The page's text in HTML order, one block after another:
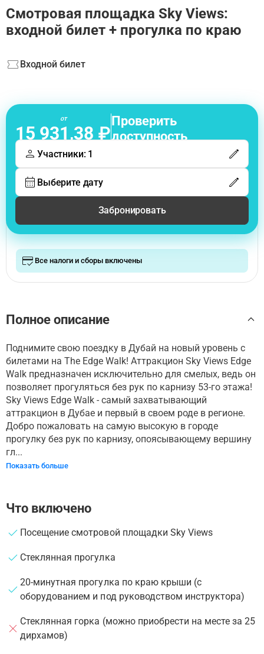
Смотровая площадка Sky Views:
входной билет + прогулка по краю
Входной билет
от
15 931,38 ₽
Проверить
доступность
Участники: 1
Выберите дату
Забронировать
Все налоги и сборы включены
Полное описание
Поднимите свою поездку в Дубай на новый уровень с
билетами на The Edge Walk! Аттракцион Sky Views Edge
Walk предназначен исключительно для смелых, ведь он
позволяет прогуляться без рук по карнизу 53-го этажа!
Sky Views Edge Walk - самый захватывающий
аттракцион в Дубае и первый в своем роде в регионе.
Добро пожаловать на самую высокую в городе
прогулку без рук по карнизу, опоясывающему вершину
гл...
Показать больше
Что включено
Посещение смотровой площадки Sky Views
Стеклянная прогулка
20-минутная прогулка по краю крыши (с
оборудованием и под руководством инструктора)
Стеклянная горка (можно приобрести на месте за 25
дирхамов)